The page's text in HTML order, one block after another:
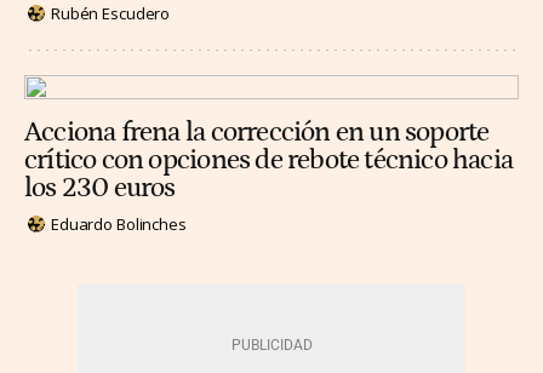
Rubén Escudero
Acciona frena la corrección en un soporte
crítico con opciones de rebote técnico hacia
los 230 euros
Eduardo Bolinches